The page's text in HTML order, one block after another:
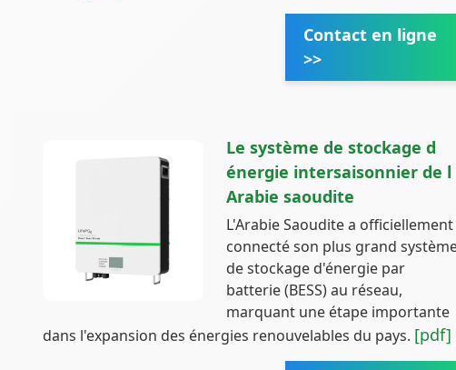
Contact en ligne
>>
Le système de stockage d
énergie intersaisonnier de l
Arabie saoudite
L'Arabie Saoudite a officiellement
connecté son plus grand
de stockage d'énergie par
batterie (BESS) au réseau,
marquant une étape importante
dans l'expansion des énergies renouvelables du pays. [pdf]